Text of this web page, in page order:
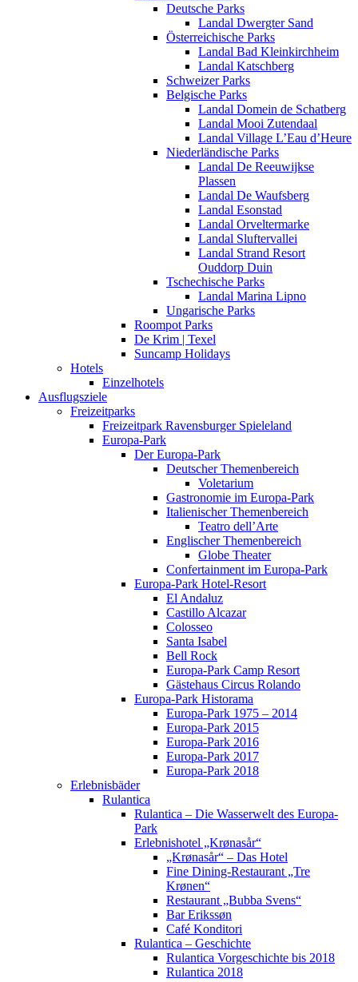
Deutsche Parks
Landal Dwergter Sand
Österreichische Parks
Landal Bad Kleinkirchheim
Landal Katschberg
Schweizer Parks
Belgische Parks
Landal Domein de Schatberg
Landal Mooi Zutendaal
Landal Village L’Eau d’Heure
Niederländische Parks
Landal De Reeuwijkse
Plassen
Landal De Waufsberg
Landal Esonstad
Landal Orveltermarke
Landal Sluftervallei
Landal Strand Resort
Ouddorp Duin
Tschechische Parks
Landal Marina Lipno
Ungarische Parks
Roompot Parks
De Krim | Texel
Suncamp Holidays
Hotels
Einzelhotels
Ausflugsziele
Freizeitparks
Freizeitpark Ravensburger Spieleland
Europa-Park
Der Europa-Park
Deutscher Themenbereich
Voletarium
Gastronomie im Europa-Park
Italienischer Themenbereich
Teatro dell’Arte
Englischer Themenbereich
Globe Theater
Confertainment im Europa-Park
Europa-Park Hotel-Resort
El Andaluz
Castillo Alcazar
Colosseo
Santa Isabel
Bell Rock
Europa-Park Camp Resort
Gästehaus Circus Rolando
Europa-Park Historama
Europa-Park 1975 – 2014
Europa-Park 2015
Europa-Park 2016
Europa-Park 2017
Europa-Park 2018
Erlebnisbäder
Rulantica
Rulantica – Die Wasserwelt des Europa-
Park
Erlebnishotel „Krønasår“
„Krønasår“ – Das Hotel
Fine Dining-Restaurant „Tre
Krønen“
Restaurant „Bubba Svens“
Bar Erikssøn
Café Konditori
Rulantica – Geschichte
Rulantica Vorgeschichte bis 2018
Rulantica 2018